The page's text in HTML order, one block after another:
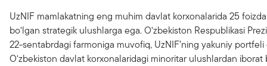
UzNIF mamlakatning eng muhim davlat korxonalarida 25
bo‘lgan strategik ulushlarga ega. O‘zbekiston Respublikasi
22-sentabrdagi farmoniga muvofiq, UzNIF’ning yakuniy portfeli
O‘zbekiston davlat korxonalaridagi minoritar ulushlardan iborat